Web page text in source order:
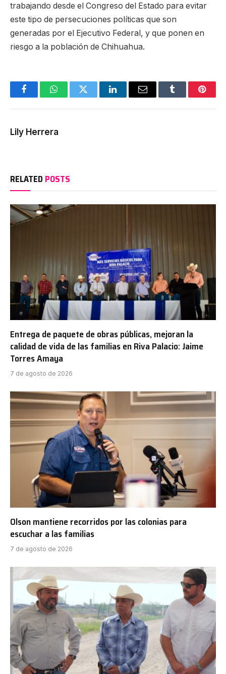
trabajando desde el Congreso del Estado para evitar
este tipo de persecuciones políticas que son
generadas por el Ejecutivo Federal, y que ponen en
riesgo a la población de Chihuahua.
FacebookWhatsAppTwitter LinkedInEmail Tumblr
Lily Herrera
RELATED POSTS
Entrega de paquete de obras públicas, mejoran la
calidad de vida de las familias en Riva Palacio: Jaime
Torres Amaya
7 de agosto de 2026
Olson mantiene recorridos por las colonias para
escuchar a las familias
7 de agosto de 2026